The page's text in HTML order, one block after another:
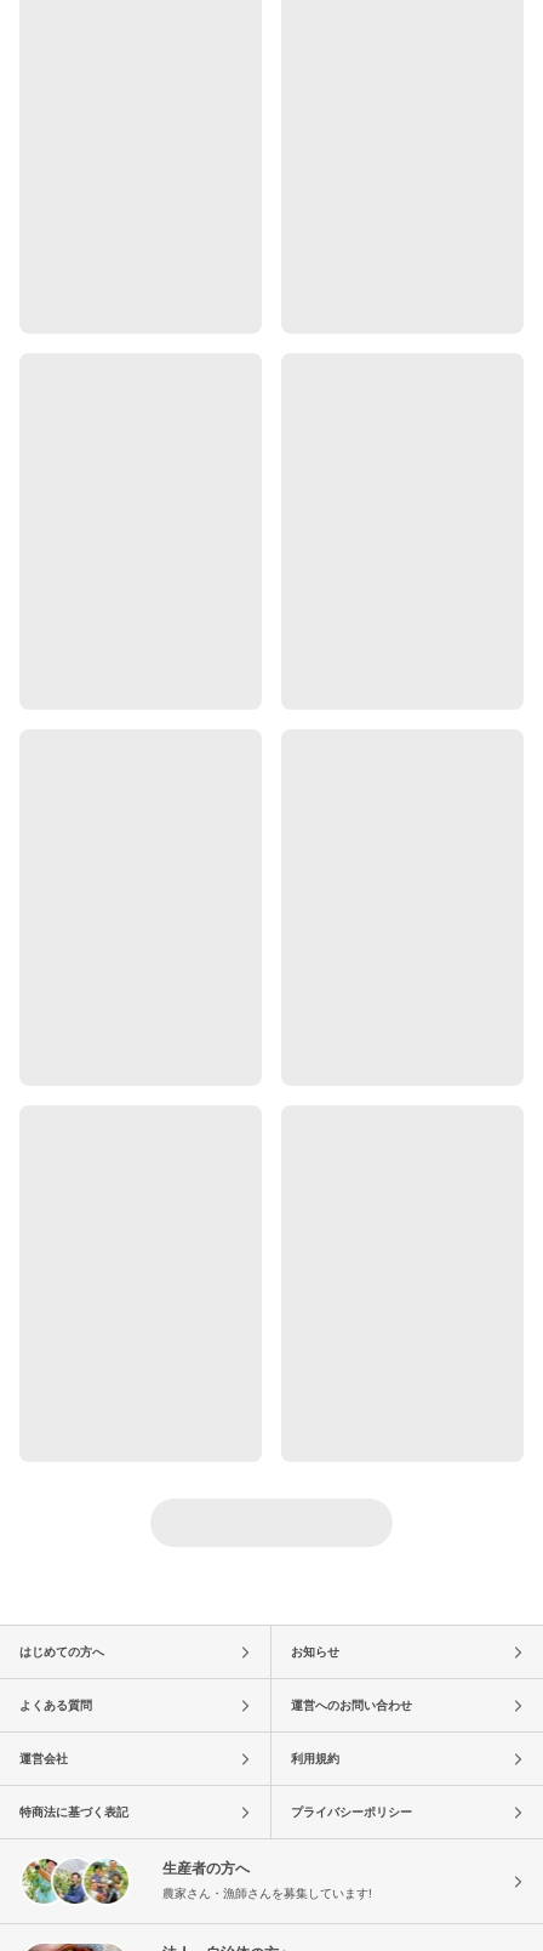
はじめての方へ お知らせ
よくある質問 運営へのお問い合わせ
運営会社 利用規約
特商法に基づく表記 プライバシーポリシー
生産者の方へ
農家さん・漁師さんを募集しています!